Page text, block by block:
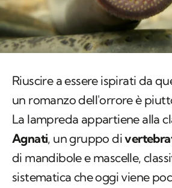
Riuscire a essere ispirati da
un romanzo dell'orrore è
La lampreda appartiene alla
Agnati, un gruppo di
di mandibole e mascelle,
sistematica che oggi viene